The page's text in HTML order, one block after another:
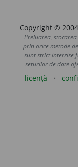
Copyright ©
Preluarea,
prin orice metode
sunt strict interzise
seturilor de date
licență